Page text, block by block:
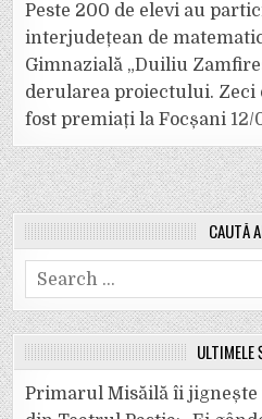
Peste 200 de elevi au
interjudețean de
Gimnazială „Duiliu
derularea proiectului. Zeci
fost premiați la Focșani 12/
CAUTĂ
Search
for:
ULTIMELE
Primarul Misăilă îi